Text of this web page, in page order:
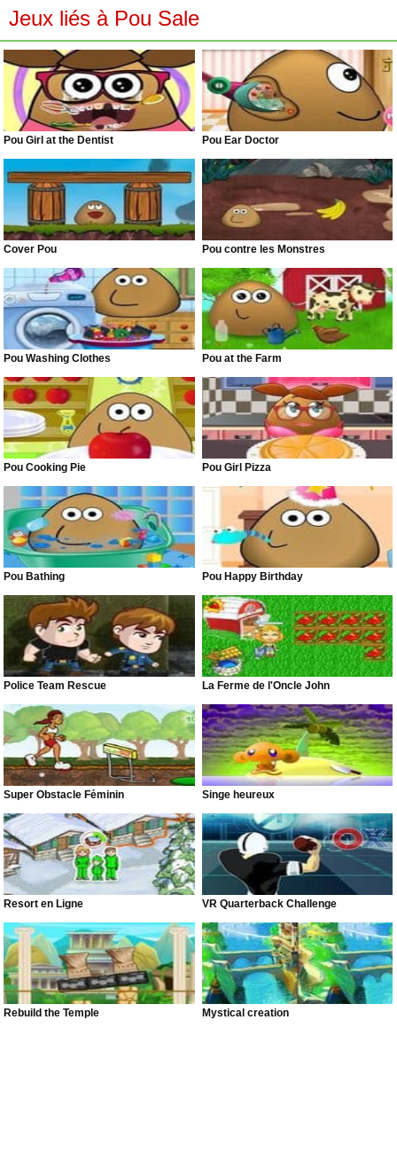
Jeux liés à Pou Sale
Pou Girl at the Dentist Pou Ear Doctor
Cover Pou Pou contre les Monstres
Pou Washing Clothes Pou at the Farm
Pou Cooking Pie Pou Girl Pizza
Pou Bathing Pou Happy Birthday
Police Team Rescue La Ferme de l'Oncle John
Super Obstacle Féminin Singe heureux
Resort en Ligne VR Quarterback Challenge
Rebuild the Temple Mystical creation